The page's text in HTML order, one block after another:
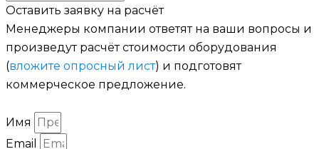
Оставить заявку на расчёт
Менеджеры компании ответят на ваши вопросы и
произведут расчёт стоимости оборудования
(вложите опросный лист) и подготовят
коммерческое предложение.
Имя
Email